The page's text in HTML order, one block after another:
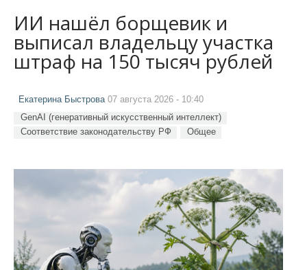
ИИ нашёл борщевик и
выписал владельцу участка
штраф на 150 тысяч рублей
Екатерина Быстрова07 августа 2026 - 10:40
GenAI (генеративный искусственный интеллект)
Соответствие законодательству РФ
Общее